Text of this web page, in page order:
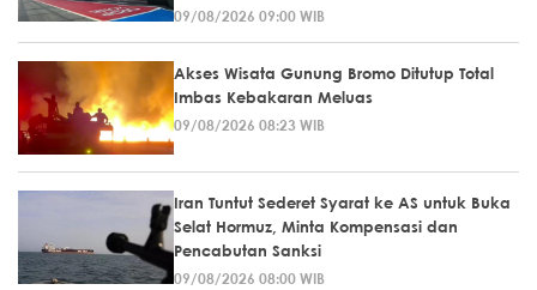
09/08/2026 09:00 WIB
Akses Wisata Gunung Bromo Ditutup Total
Imbas Kebakaran Meluas
09/08/2026 08:23 WIB
Iran Tuntut Sederet Syarat ke AS untuk Buka
Selat Hormuz, Minta Kompensasi dan
Pencabutan Sanksi
09/08/2026 08:00 WIB